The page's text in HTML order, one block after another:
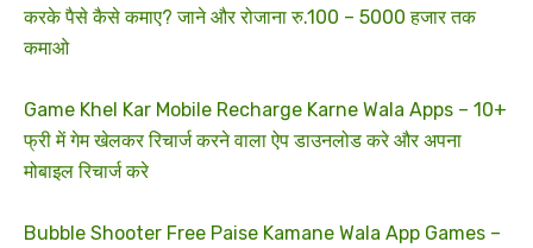
करके पैसे कैसे कमाए? जाने और रोजाना रु.100 – 5000 हजार तक
कमाओ
Game Khel Kar Mobile Recharge Karne Wala Apps – 10+
फ्री में गेम खेलकर रिचार्ज करने वाला ऐप डाउनलोड करे और अपना
मोबाइल रिचार्ज करे
Bubble Shooter Free Paise Kamane Wala App Games –